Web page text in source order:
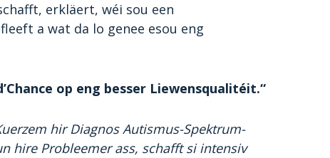
erkläert, wéi sou een
a wat da lo genee esou eng
op eng besser Liewensqualitéit.“
hir Diagnos Autismus-Spektrum-
hire Probleemer ass, schafft si intensiv